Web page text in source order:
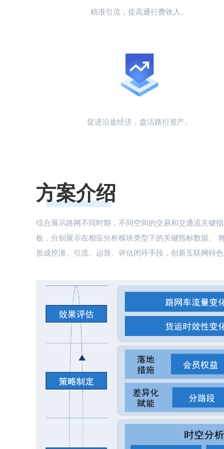
精准引流，提高通行费收入。
促进沿途经济，盘活路衍资产。
方案介绍
综合展示路网不同时期，不同空间的交易和交通流关键
板，分别展示在相应分析模块类型下的关键指标数据。
形成挖潜、引流、运营、评估闭环手段，创新互联网特